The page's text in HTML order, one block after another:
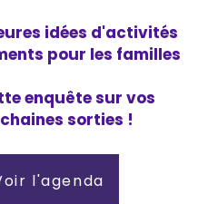
idées d'activités
pour les familles
enquête sur vos
sorties !
l'agenda